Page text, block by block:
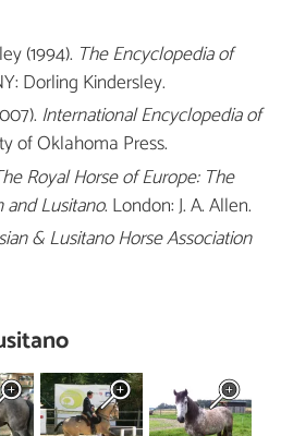
(1994). The Encyclopedia of
Dorling Kindersley.
International Encyclopedia of
of Oklahoma Press.
Royal Horse of Europe: The
and Lusitano. London: J. A. Allen.
& Lusitano Horse Association